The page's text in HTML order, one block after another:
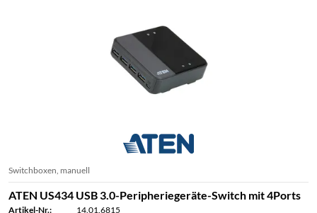
Switchboxen, manuell
ATEN US434 USB 3.0-Peripheriegeräte-Switch mit 4Ports
Artikel-Nr.:
14.01.6815